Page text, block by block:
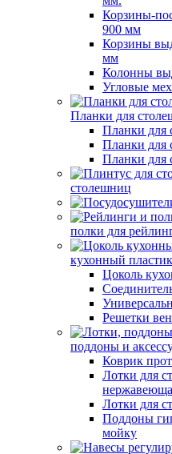
Корзины-
900 мм
Корзины
мм
Колонны
Угловые
Планки для
Планки для
Планки для
Планки для
столешниц
полки для
кухонный
Цоколь
Решетки
поддоны и
Коврик
Лотки для
Лотки для
Поддоны
мойку